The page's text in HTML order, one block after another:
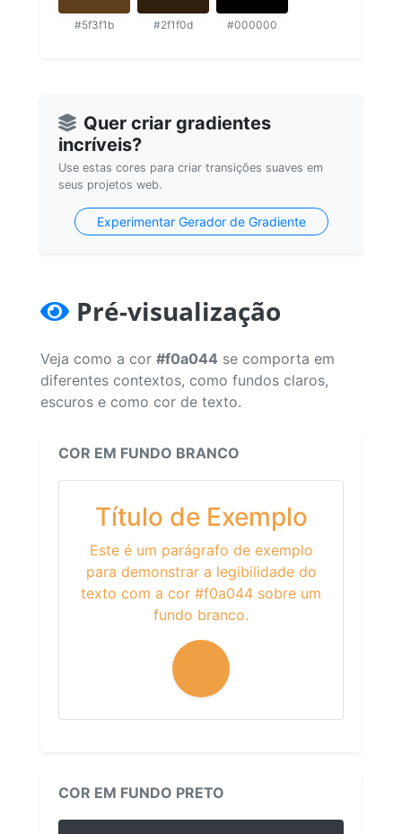
#5f3f1b #2f1f0d #000000
Quer criar gradientes
incríveis?
Use estas cores para criar transições suaves em
seus projetos web.
Experimentar Gerador de Gradiente
Pré-visualização
Veja como a cor #f0a044 se comporta em
diferentes contextos, como fundos claros,
escuros e como cor de texto.
COR EM FUNDO BRANCO
Título de Exemplo
Este é um parágrafo de exemplo
para demonstrar a legibilidade do
texto com a cor #f0a044 sobre um
fundo branco.
COR EM FUNDO PRETO